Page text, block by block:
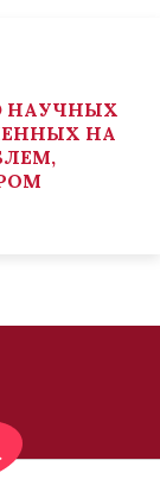
НАУЧНЫХ
НА